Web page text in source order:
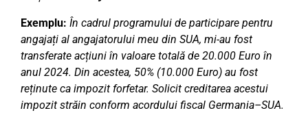
Exemplu: În cadrul programului de participare pentru
angajați al angajatorului meu din SUA, mi-au fost
transferate acțiuni în valoare totală de 20.000 Euro în
anul 2024. Din acestea, 50% (10.000 Euro) au fost
reținute ca impozit forfetar. Solicit creditarea acestui
impozit străin conform acordului fiscal Germania–SUA.